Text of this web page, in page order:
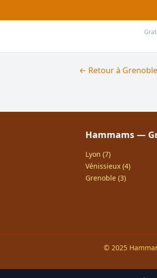
← Retour à Grenoble
Hammams —
Lyon (7)
Vénissieux (4)
Grenoble (3)
© 2025